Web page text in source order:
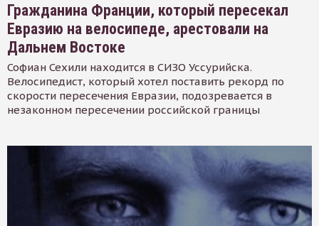
Гражданина Франции, который пересекал
Евразию на велосипеде, арестовали на
Дальнем Востоке
Софиан Сехили находится в СИЗО Уссурийска.
Велосипедист, который хотел поставить рекорд по
скорости пересечения Евразии, подозревается в
незаконном пересечении российской границы